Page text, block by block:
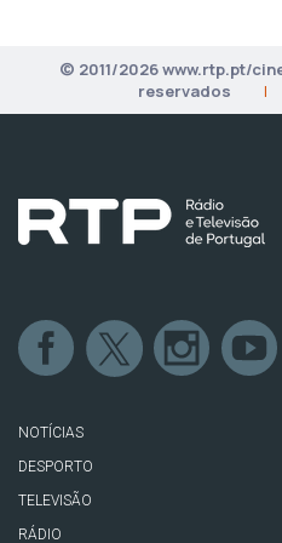
© 2011/2026 www.rtp.pt/
reservados
|
NOTÍCIAS
DESPORTO
TELEVISÃO
RÁDIO